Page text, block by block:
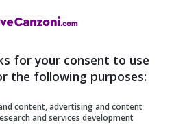
for your consent to use
the following purposes:
content, advertising and content
and services development